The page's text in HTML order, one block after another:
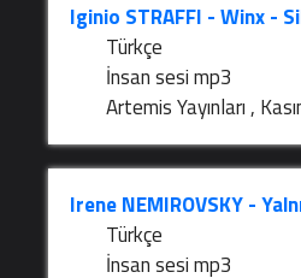
Iginio STRAFFI - Winx -
Türkçe
İnsan sesi mp3
Artemis Yayınları ,
Irene NEMIROVSKY -
Türkçe
İnsan sesi mp3